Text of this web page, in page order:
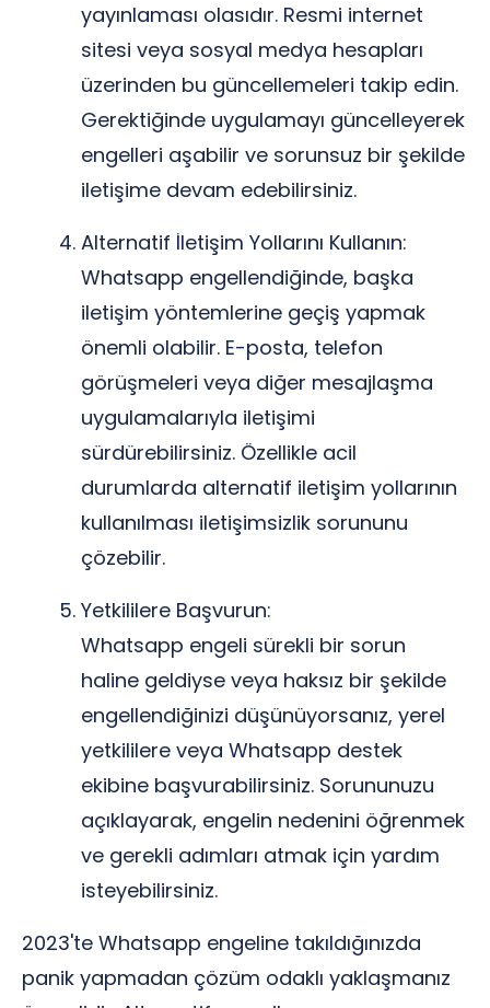
yayınlaması olasıdır. Resmi internet
sitesi veya sosyal medya hesapları
üzerinden bu güncellemeleri takip edin.
Gerektiğinde uygulamayı güncelleyerek
engelleri aşabilir ve sorunsuz bir şekilde
iletişime devam edebilirsiniz.
Alternatif İletişim Yollarını Kullanın:
Whatsapp engellendiğinde, başka
iletişim yöntemlerine geçiş yapmak
önemli olabilir. E-posta, telefon
görüşmeleri veya diğer mesajlaşma
uygulamalarıyla iletişimi
sürdürebilirsiniz. Özellikle acil
durumlarda alternatif iletişim yollarının
kullanılması iletişimsizlik sorununu
çözebilir.
Yetkililere Başvurun:
Whatsapp engeli sürekli bir sorun
haline geldiyse veya haksız bir şekilde
engellendiğinizi düşünüyorsanız, yerel
yetkililere veya Whatsapp destek
ekibine başvurabilirsiniz. Sorununuzu
açıklayarak, engelin nedenini öğrenmek
ve gerekli adımları atmak için yardım
isteyebilirsiniz.
2023'te Whatsapp engeline takıldığınızda
panik yapmadan çözüm odaklı yaklaşmanız